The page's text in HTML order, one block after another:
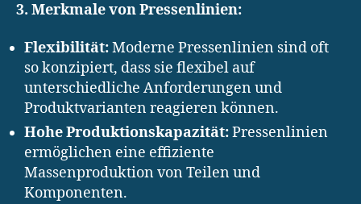
3. Merkmale von Pressenlinien:
Flexibilität:Moderne Pressenlinien sind oft
so konzipiert, dass sie flexibel auf
unterschiedliche Anforderungen und
Produktvarianten reagieren können.
Hohe Produktionskapazität:Pressenlinien
ermöglichen eine effiziente
Massenproduktion von Teilen und
Komponenten.